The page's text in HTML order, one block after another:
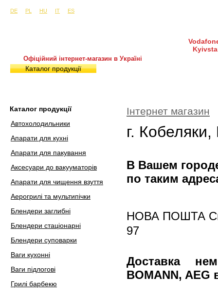
DE
PL HU IT ES
Офіційний інтернет-магазин в Україні
Каталог продукції
Каталог продукції
Автохолодильники
Апарати для кухні
Апарати для пакування
Аксесуари до вакууматорів
Апарати для чищення взуття
Аерогрилі та мультипічки
Блендери заглибні
Блендери стаціонарні
Блендери суповарки
Ваги кухонні
Ваги підлогові
Грилі барбекю
Інтернет магазин
г.
В Вашем
по таким
НОВА ПОШТА
97
Доставка
BOMANN, AEG